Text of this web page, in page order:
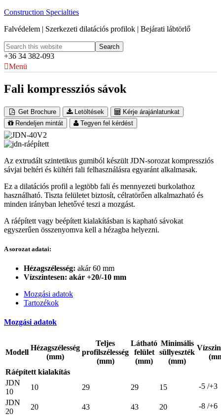
Construction Specialties
Falvédelem | Szerkezeti dilatációs profilok | Bejárati lábtörlő
+36 34 382-093
Menü
Fali kompressziós sávok
Get Brochure Letöltések
Kérje árajánlatunkat
Rendeljen mintát
Tegyen fel kérdést
Az extrudált szintetikus gumiból készült JDN-sorozat kompressziós
sávjai beltéri és kültéri fali felhasználásra egyaránt alkalmasak.
Ez a dilatációs profil a legtöbb fali és mennyezeti burkolathoz
használható. Tiszta felületet biztosít, célratörően alkalmazható és
minden irányban lehetővé teszi a mozgást.
A ráépített vagy beépített kialakításban is kapható sávokat
egyszerűen összenyomva kell a hézagba helyezni.
A sorozat adatai:
Hézagszélesség: akár 60 mm
Vízszintesen: akár +20/-10 mm
Mozgási adatok
Tartozékok
Mozgási adatok
Modell
Hézagszélesség
(mm)
Teljes
profilszélesség
(mm)
Látható
felület
(mm)
Minimális
süllyeszték
(mm)
Ráépített kialakítás
JDN
10
10 29 29 15
 -5 /+3
JDN
20
20 43 43 20
 -8 /+6